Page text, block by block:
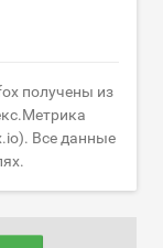
получены из
Все данные